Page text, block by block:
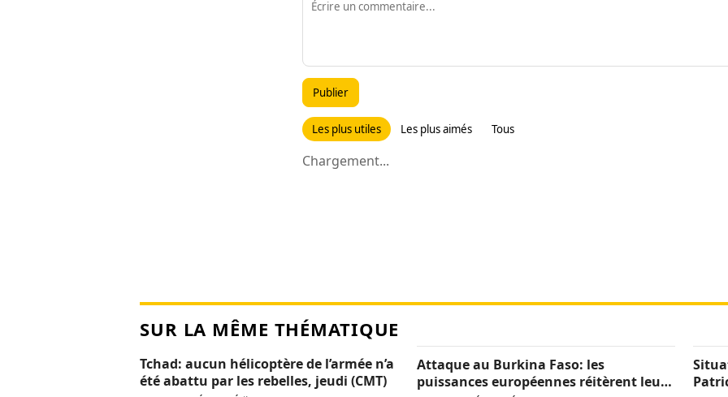
Publier
Les plus utiles Les plus aimés Tous
Chargement...
SUR LA MÊME THÉMATIQUE
Tchad: aucun hélicoptère de l’armée n’a
été abattu par les rebelles, jeudi (CMT)
Attaque au Burkina Faso: les
puissances européennes réitèrent leur